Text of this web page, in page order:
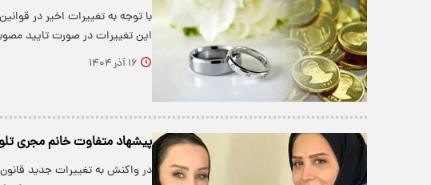
با توجه به تغییرات اخیر در
این تغییرات در صورت تایید
۱۶ آذر ۱۴۰۴
پیشهاد متفاوت خانم مجری
در واکنش به تغییرات جدید